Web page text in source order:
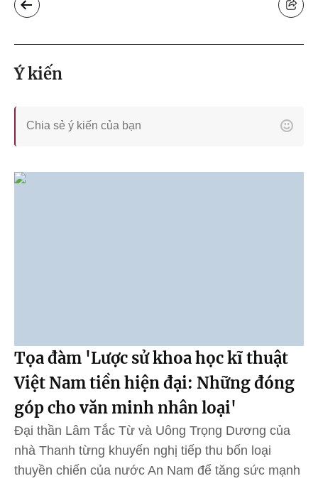
Ý kiến
Tọa đàm 'Lược sử khoa học kĩ thuật
Việt Nam tiền hiện đại: Những đóng
góp cho văn minh nhân loại'
Đại thần Lâm Tắc Từ và Uông Trọng Dương của
nhà Thanh từng khuyến nghị tiếp thu bốn loại
thuyền chiến của nước An Nam để tăng sức mạnh